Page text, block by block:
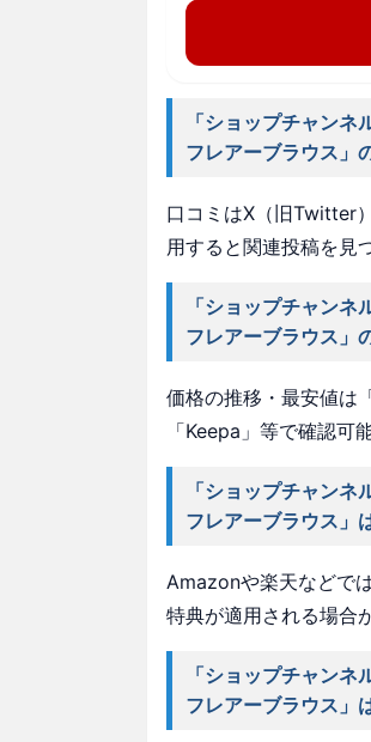
「ショップチャン
フレアーブラウス」
口コミはX（旧Twitter
用すると関連投稿を見
「ショップチャン
フレアーブラウス」
価格の推移・最安値は
「Keepa」等で確認可
「ショップチャン
フレアーブラウス」
Amazonや楽天などで
特典が適用される場合
「ショップチャン
フレアーブラウス」